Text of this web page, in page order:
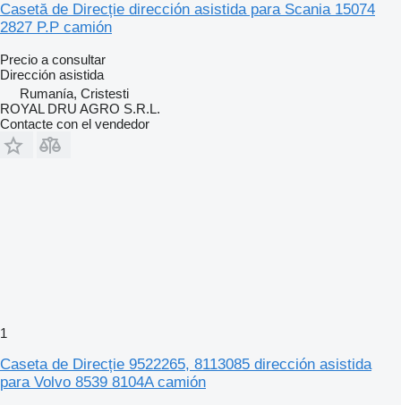
Casetă de Direcție dirección asistida para Scania 15074
2827 P.P camión
Precio a consultar
Dirección asistida
Rumanía, Cristesti
ROYAL DRU AGRO S.R.L.
Contacte con el vendedor
1
Caseta de Direcție 9522265, 8113085 dirección asistida
para Volvo 8539 8104A camión